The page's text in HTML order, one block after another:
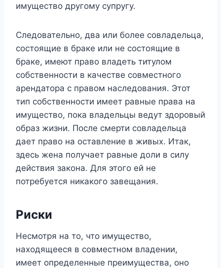
имущество другому супругу.
Следовательно, два или более совладельца,
состоящие в браке или не состоящие в
браке, имеют право владеть титулом
собственности в качестве совместного
арендатора с правом наследования. Этот
тип собственности имеет равные права на
имущество, пока владельцы ведут здоровый
образ жизни. После смерти совладельца
дает право на оставление в живых. Итак,
здесь жена получает равные доли в силу
действия закона. Для этого ей не
потребуется никакого завещания.
Риски
Несмотря на то, что имущество,
находящееся в совместном владении,
имеет определенные преимущества, оно